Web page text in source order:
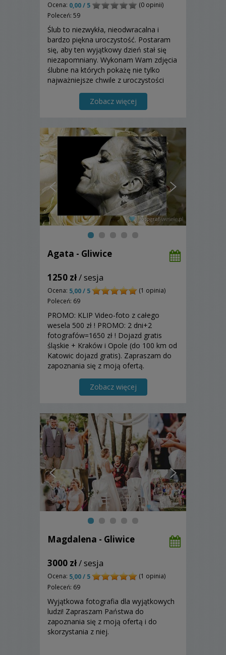
Ocena: 0,00 / 5
(0 opinii)
Poleceń: 59
Ślub to niezwykła, nieodwracalna i
bardzo piękna uroczystość. Postaram
się, aby ten wyjątkowy dzień stał się
niezapomniany. Wykonam Wam zdjęcia
ślubne na których pokażę nie tylko
najważniejsze chwile z uroczystości
miłość, szczęście… Zapraszam.
Zobacz więcej
Agata - Gliwice
1250 zł/ sesja
Ocena: 5,00 / 5
(1 opinia)
Poleceń: 69
PROMO: KLIP Video-foto z całego
wesela 500 zł ! PROMO: 2 dni+2
fotografów=1650 zł ! Dojazd gratis
śląskie + Kraków i Opole (do 100 km od
Katowic dojazd gratis). Zapraszam do
zapoznania się z moją ofertą.
Zobacz więcej
Magdalena - Gliwice
3000 zł/ sesja
Ocena: 5,00 / 5
(1 opinia)
Poleceń: 69
Wyjątkowa fotografia dla wyjątkowych
ludzi! Zapraszam Państwa do
zapoznania się z moją ofertą i do
skorzystania z niej.